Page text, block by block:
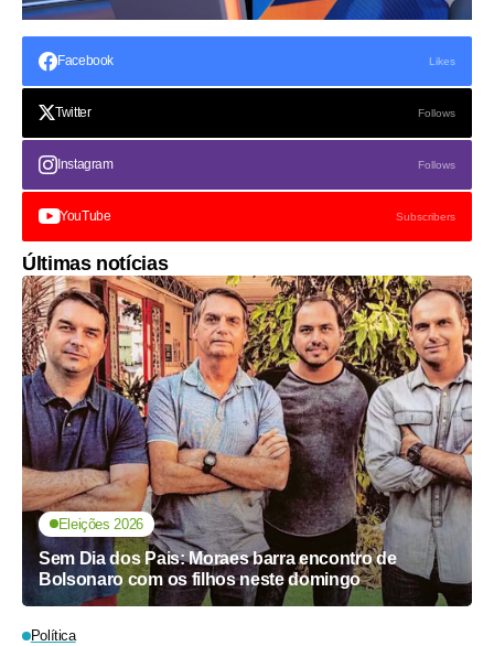
Facebook Likes
Twitter Follows
Instagram Follows
YouTube Subscribers
Últimas notícias
Eleições 2026
Sem Dia dos Pais: Moraes barra encontro de
Bolsonaro com os filhos neste domingo
Política